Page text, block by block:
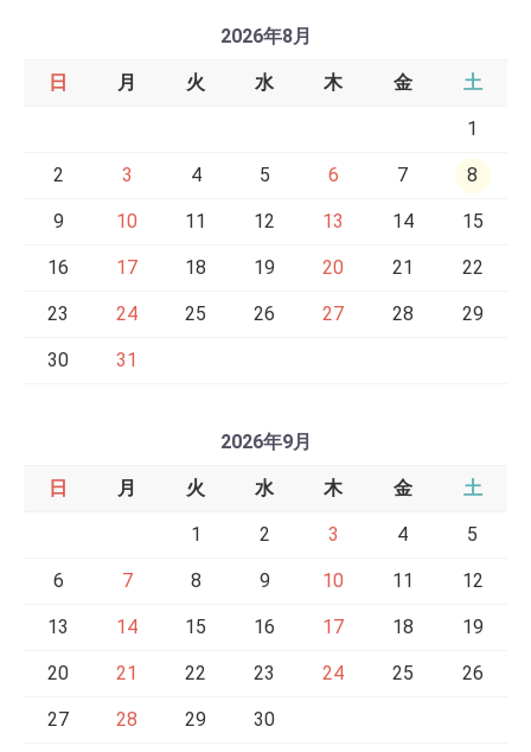
2026年8月
日 月 火 水 木 金 土
1
2 3 4 5 6 7 8
9 10 11 12 13 14 15
16 17 18 19 20 21 22
23 24 25 26 27 28 29
30 31
2026年9月
日 月 火 水 木 金 土
1 2 3 4 5
6 7 8 9 10 11 12
13 14 15 16 17 18 19
20 21 22 23 24 25 26
27 28 29 30